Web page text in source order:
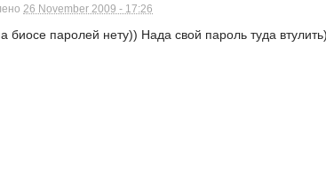
26 November 2009 - 17:26
биосе паролей нету)) Нада свой пароль туда